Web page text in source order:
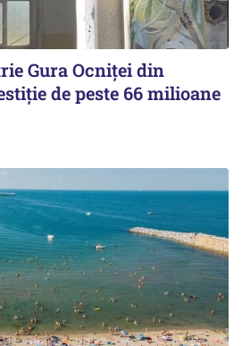
Gura Ocniței din
de peste 66 milioane